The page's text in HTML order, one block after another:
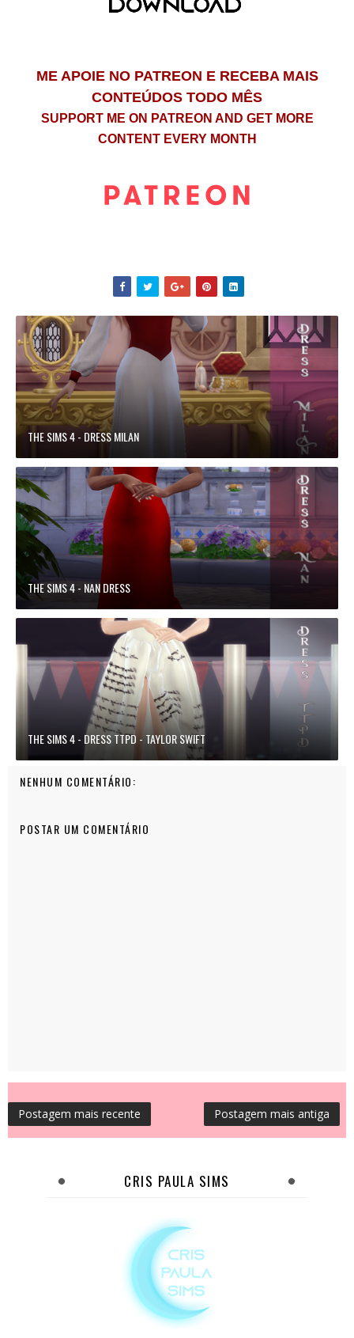
ME APOIE NO PATREON E RECEBA MAIS
CONTEÚDOS TODO MÊS
SUPPORT ME ON PATREON AND GET MORE
CONTENT EVERY MONTH
THE SIMS 4 - DRESS MILAN
THE SIMS 4 - NAN DRESS
THE SIMS 4 - DRESS TTPD - TAYLOR SWIFT
NENHUM COMENTÁRIO:
POSTAR UM COMENTÁRIO
Postagem mais recente Postagem mais antiga
CRIS PAULA SIMS